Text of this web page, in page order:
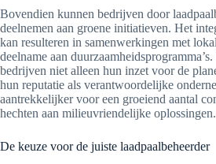
Bovendien kunnen bedrijven door
deelnemen aan groene initiatieven. Het
kan resulteren in samenwerkingen met
deelname aan
bedrijven niet alleen hun inzet voor de
hun reputatie als verantwoordelijke
aantrekkelijker voor een groeiend aantal
hechten aan milieuvriendelijke oplossingen.
De keuze voor de juiste laadpaalbeheerder